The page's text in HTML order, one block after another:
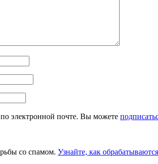
электронной почте. Вы можете
со спамом. Узнайте, как